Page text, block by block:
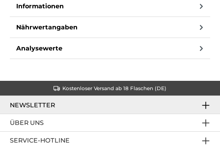
Informationen
Nährwertangaben
Analysewerte
Kostenloser Versand ab 18 Flaschen (DE)
NEWSLETTER
SERVICE-HOTLINE
ÜBER UNS